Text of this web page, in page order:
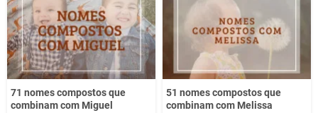
Outro
71 nomes compostos que
combinam com Miguel
51 nomes compostos que
combinam com Melissa